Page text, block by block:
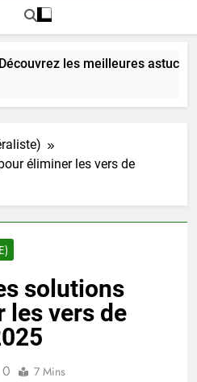
les meilleures astuces en
éliminer les vers de
solutions
les vers de
0 7 Mins